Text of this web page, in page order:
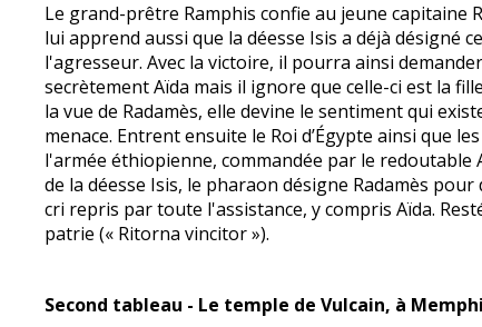
Le grand-prêtre Ramphis confie au jeune capitaine
lui apprend aussi que la déesse Isis a déjà désigné
l'agresseur. Avec la victoire, il pourra ainsi
secrètement Aïda mais il ignore que celle-ci est la
la vue de Radamès, elle devine le sentiment qui
menace. Entrent ensuite le Roi d’Égypte ainsi que
l'armée éthiopienne, commandée par le redoutable
de la déesse Isis, le pharaon désigne Radamès
cri repris par toute l'assistance, y compris Aïda.
patrie (« Ritorna vincitor »).
Second tableau - Le temple de Vulcain, à